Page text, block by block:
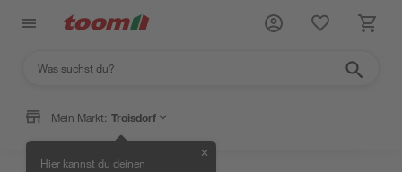
Mein Markt: Troisdorf
Hier kannst du deinen
✕